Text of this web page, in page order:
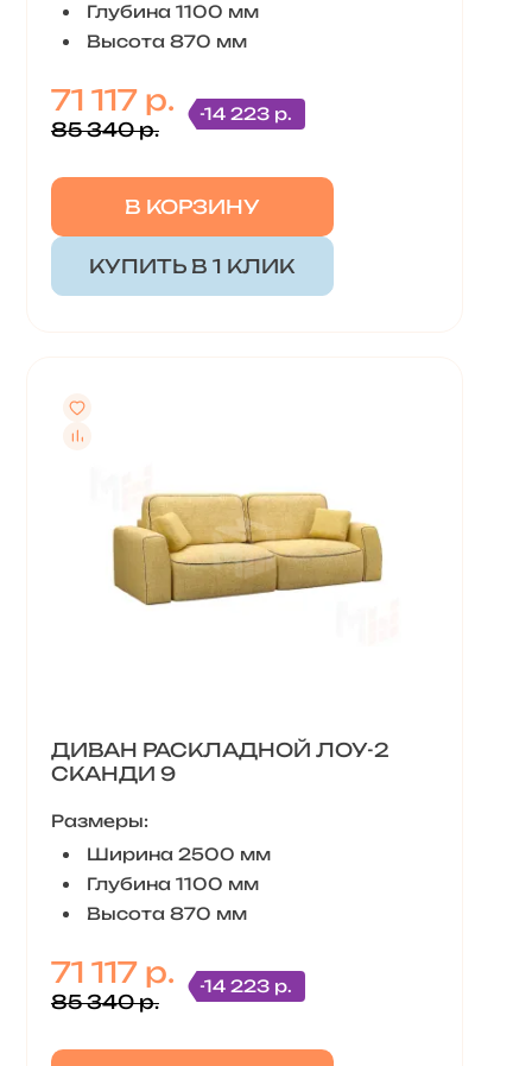
Глубина 1100 мм
Высота 870 мм
71 117 р.
85 340 р.
-14 223 р.
В КОРЗИНУ
КУПИТЬ В 1 КЛИК
ДИВАН РАСКЛАДНОЙ ЛОУ-2
СКАНДИ 9
Размеры:
Ширина 2500 мм
Глубина 1100 мм
Высота 870 мм
71 117 р.
85 340 р.
-14 223 р.